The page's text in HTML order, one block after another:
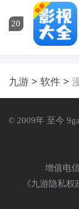
20
九游 软件
© 2009年 至今
增值电
《九游隐私权